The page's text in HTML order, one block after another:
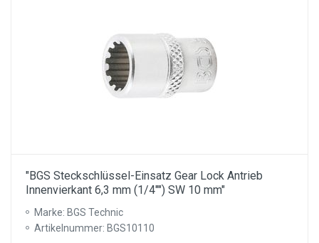
"BGS Steckschlüssel-Einsatz Gear Lock Antrieb
Innenvierkant 6,3 mm (1/4"") SW 10 mm"
Marke: BGS Technic
Artikelnummer: BGS10110